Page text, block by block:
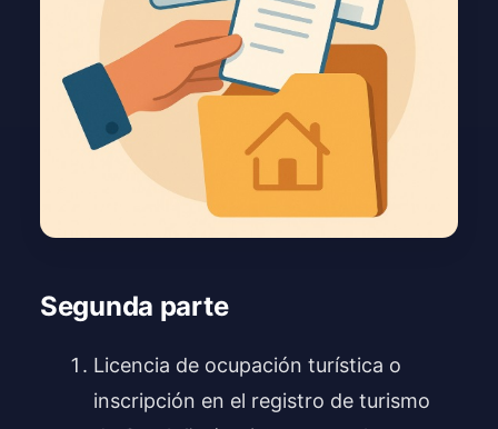
Segunda parte
Licencia de ocupación turística o
inscripción en el registro de turismo